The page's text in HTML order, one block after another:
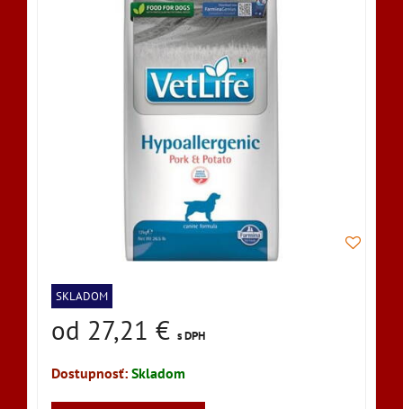
SKLADOM
od 27,21 € s DPH
Dostupnosť: Skladom